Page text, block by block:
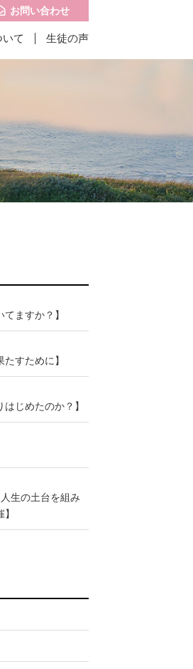
お問い合わせ
いて 生徒の声
てますか？】
たすために】
はじめたのか？】
生の土台を組み